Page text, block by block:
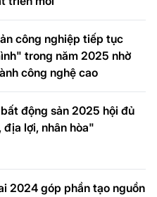
công nghiệp tiếp tục
trong năm 2025 nhờ
công nghệ cao
động sản 2025 hội đủ
lợi, nhân hòa"
2024 góp phần tạo nguồn